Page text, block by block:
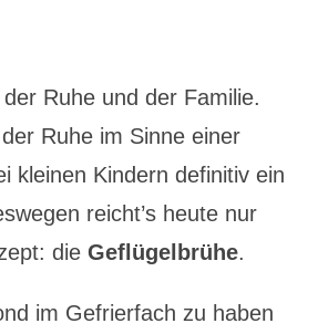
Ruhe und der Familie.
Ruhe im Sinne einer
kleinen Kindern definitiv ein
reicht’s heute nur
die Geflügelbrühe.
im Gefrierfach zu haben